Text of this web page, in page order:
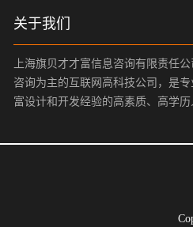
关于我们
上海旗贝才才富信息咨询有限责任
咨询为主的互联网高科技公司，是
富设计和开发经验的高素质、高学